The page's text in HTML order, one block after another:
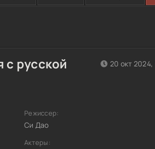
с русской
20 окт 2024,
Режиссер:
Си Дао
Актеры: